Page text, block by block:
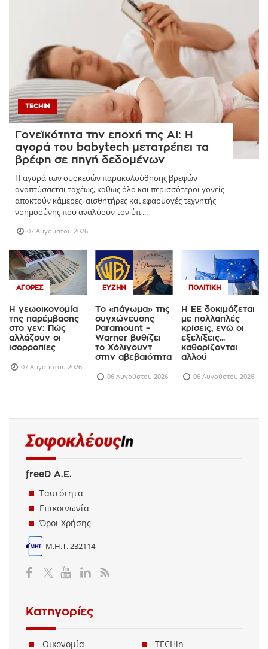
TECHIN
Γονεϊκότητα την εποχή της AI: Η
αγορά του babytech μετατρέπει τα
βρέφη σε πηγή δεδομένων
Η αγορά των συσκευών παρακολούθησης βρεφών
αναπτύσσεται ταχέως, καθώς όλο και περισσότεροι γονείς
αποκτούν κάμερες, αισθητήρες και εφαρμογές τεχνητής
νοημοσύνης που αναλύουν τον ύπ ...
07 Αυγούστου 2026
ΑΓΟΡΈΣ
Η γεωοικονομία
της παρέμβασης
στο γεν: Πώς
αλλάζουν οι
ισορροπίες
07 Αυγούστου 2026
ΕΥΖΗΝ
Το «πάγωμα» της
συγχώνευσης
Paramount –
Warner βυθίζει
το Χόλιγουντ
στην αβεβαιότητα
06 Αυγούστου 2026
ΠΟΛΙΤΙΚΉ
Η ΕΕ δοκιμάζεται
με πολλαπλές
κρίσεις, ενώ οι
εξελίξεις...
καθορίζονται
αλλού
06 Αυγούστου 2026
freeD Α.Ε.
Ταυτότητα
Επικοινωνία
Όροι Χρήσης
Μ.Η.Τ. 232114
Κατηγορίες
Οικονομία TECHin